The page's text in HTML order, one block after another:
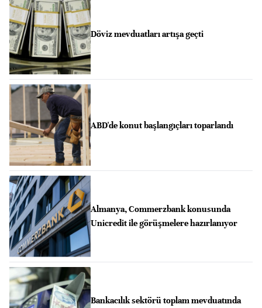
Döviz mevduatları artışa geçti
ABD'de konut başlangıçları toparlandı
Almanya, Commerzbank konusunda
Unicredit ile görüşmelere hazırlanıyor
Bankacılık sektörü toplam mevduatında